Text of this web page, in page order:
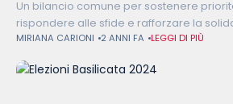
Un bilancio comune per sostenere
rispondere alle sfide e rafforzare la
Membri. Questo è l’obiettivo del budget
che si integra con le
MIRIANA CARIONI 2 ANNI FA LEGGI DI PIÙ